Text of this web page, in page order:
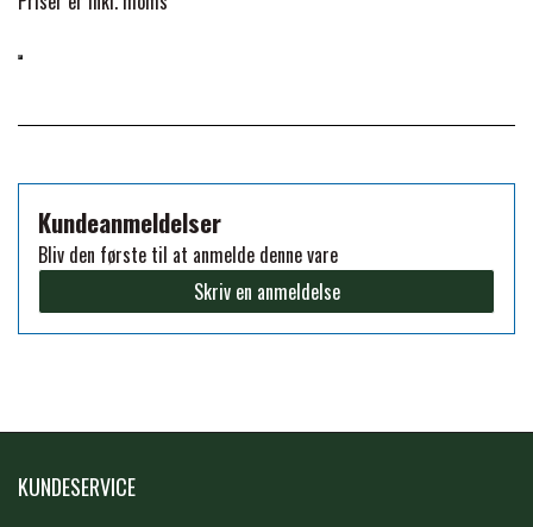
PREMIER EQUINE GROOMING & STALD
PREMIER EQUINE RYTTER
NAF
PHARMACARE
Kundeanmeldelser
Bliv den første til at anmelde denne vare
Skriv en anmeldelse
KUNDESERVICE